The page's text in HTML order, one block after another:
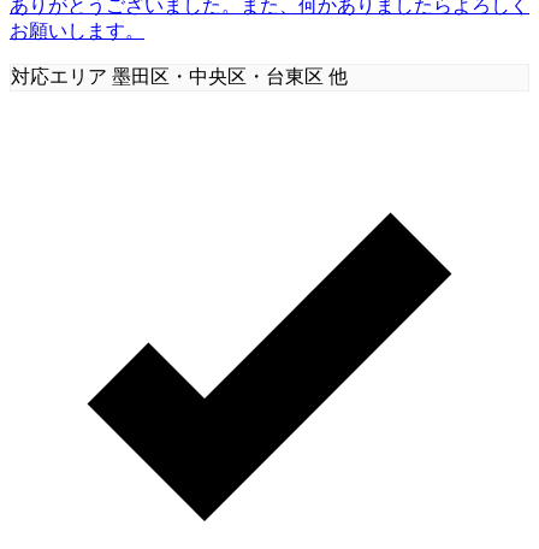
ありがとうございました。また、何かありましたらよろしく
お願いします。
対応エリア 墨田区・中央区・台東区 他